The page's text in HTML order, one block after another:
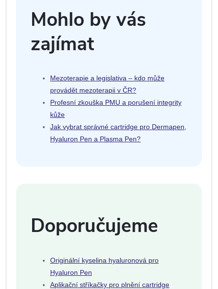
Mohlo by vás
zajímat
Mezoterapie a legislativa – kdo může
provádět mezoterapii v ČR?
Profesní zkouška PMU a porušení integrity
kůže
Jak vybrat správné cartridge pro Dermapen,
Hyaluron Pen a Plasma Pen?
Doporučujeme
Originální kyselina hyaluronová pro
Hyaluron Pen
Aplikační stříkačky pro plnění cartridge